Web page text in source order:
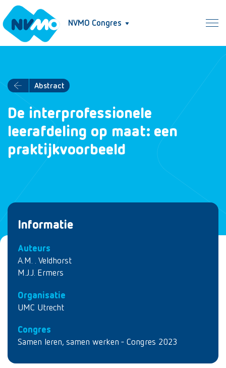
NVMO Congres
Abstract
De interprofessionele
leerafdeling op maat: een
praktijkvoorbeeld
Informatie
Auteurs
A.M. . Veldhorst
M.J.J. Ermers
Organisatie
UMC Utrecht
Congres
Samen leren, samen werken - Congres 2023